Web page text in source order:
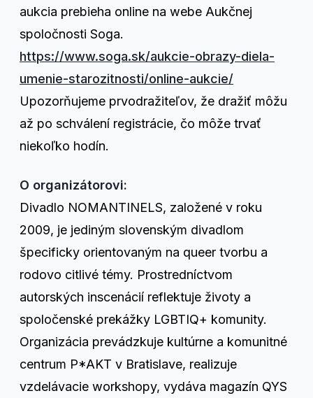
aukcia prebieha online na webe Aukčnej
spoločnosti Soga.
https://www.soga.sk/aukcie-obrazy-diela-
umenie-starozitnosti/online-aukcie/
Upozorňujeme prvodražiteľov, že dražiť môžu
až po schválení registrácie, čo môže trvať
niekoľko hodín.
O organizátorovi:
Divadlo NOMANTINELS, založené v roku
2009, je jediným slovenským divadlom
špecificky orientovaným na queer tvorbu a
rodovo citlivé témy. Prostredníctvom
autorských inscenácií reflektuje životy a
spoločenské prekážky LGBTIQ+ komunity.
Organizácia prevádzkuje kultúrne a komunitné
centrum P*AKT v Bratislave, realizuje
vzdelávacie workshopy, vydáva magazín QYS